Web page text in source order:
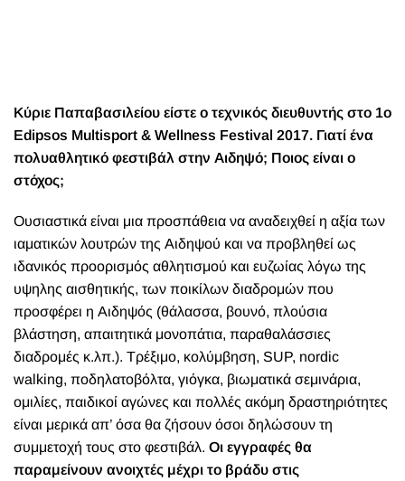
Κύριε Παπαβασιλείου είστε ο τεχνικός διευθυντής στο 1ο
Edipsos Multisport & Wellness Festival 2017. Γιατί ένα
πολυαθλητικό φεστιβάλ στην Αιδηψό; Ποιος είναι ο
στόχος;
Ουσιαστικά είναι μια προσπάθεια να αναδειχθεί η αξία των
ιαματικών λουτρών της Αιδηψού και να προβληθεί ως
ιδανικός προορισμός αθλητισμού και ευζωίας λόγω της
υψηλης αισθητικής, των ποικίλων διαδρομών που
προσφέρει η Αιδηψός (θάλασσα, βουνό, πλούσια
βλάστηση, απαιτητικά μονοπάτια, παραθαλάσσιες
διαδρομές κ.λπ.). Τρέξιμο, κολύμβηση, SUP, nordic
walking, ποδηλατοβόλτα, γιόγκα, βιωματικά σεμινάρια,
ομιλίες, παιδικοί αγώνες και πολλές ακόμη δραστηριότητες
είναι μερικά απ’ όσα θα ζήσουν όσοι δηλώσουν τη
συμμετοχή τους στο φεστιβάλ. Οι εγγραφές θα
παραμείνουν ανοιχτές μέχρι το βράδυ στις